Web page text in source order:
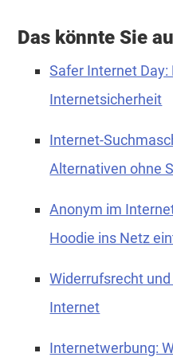
Das könnte Sie
Safer Internet Day:
Internetsicherheit
Internet-
Alternativen ohne
Anonym im
Hoodie ins Netz
Widerrufsrecht
Internet
Internetwerbung: